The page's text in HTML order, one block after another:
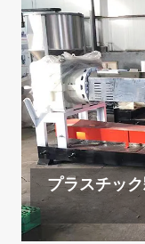
プラスチッ